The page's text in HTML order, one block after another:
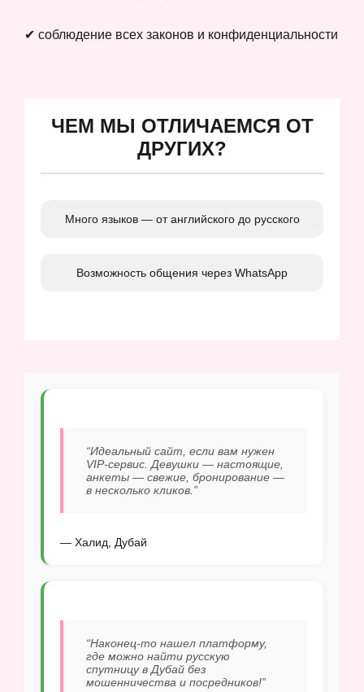
✔ соблюдение всех законов и конфиденциальности
ЧЕМ МЫ ОТЛИЧАЕМСЯ ОТ
ДРУГИХ?
Много языков — от английского до русского
Возможность общения через WhatsApp
“Идеальный сайт, если вам нужен
VIP-сервис. Девушки — настоящие,
анкеты — свежие, бронирование —
в несколько кликов.”
— Халид, Дубай
“Наконец-то нашел платформу,
где можно найти русскую
спутницу в Дубай без
мошенничества и посредников!”